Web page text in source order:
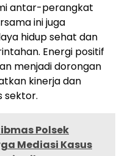
antar-perangkat
ini juga
hidup sehat dan
Energi positif
menjadi dorongan
kinerja dan
sektor.
Polsek
Mediasi Kasus